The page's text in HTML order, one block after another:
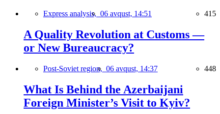
Express analysis, 06 avqust, 14:51 415
A Quality Revolution at Customs —
or New Bureaucracy?
Post-Soviet region, 06 avqust, 14:37 448
What Is Behind the Azerbaijani
Foreign Minister’s Visit to Kyiv?